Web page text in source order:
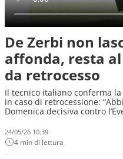
De Zerbi non
affonda, resta
da retrocesso
Il tecnico italiano conferma
in caso di retrocessione:
Domenica decisiva contro
24/05/26 10:39
4 min di lettura